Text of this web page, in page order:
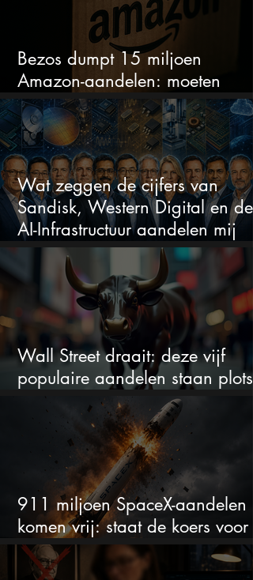
Bezos dumpt 15 miljoen
Amazon-aandelen: moeten
beleggers zich zorgen maken?
Wat zeggen de cijfers van
Sandisk, Western Digital en de
AI-Infrastructuur aandelen mij
werkelijk
Wall Street draait: deze vijf
populaire aandelen staan plots
onder spanning
911 miljoen SpaceX-aandelen
komen vrij: staat de koers voor
een nieuwe crash?